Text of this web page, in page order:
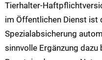
Tierhalter-
im Öffentlichen Dienst ist
Spezialabsicherung
sinnvolle Ergänzung